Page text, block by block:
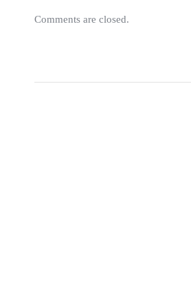
Comments are closed.